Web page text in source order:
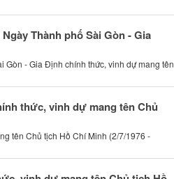
Thành phố Sài Gòn - Gia
Gòn - Gia Định chính thức, vinh dự mang tên
thức, vinh dự mang tên Chủ
tên Chủ tịch Hồ Chí Minh (2/7/1976 -